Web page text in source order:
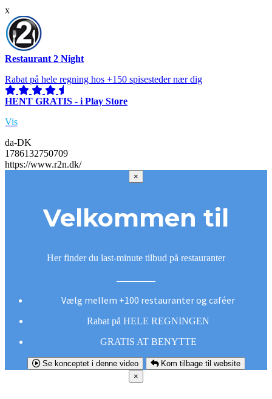
x
Restaurant 2 Night
Rabat på hele regning hos +150 spisesteder nær dig
HENT GRATIS - i Play Store
Vis
da-DK
1786132750709
https://www.r2n.dk/
×
Velkommen til
Her finder du last-minute tilbud på restauranter
Vælg mellem +100 restauranter og caféer
Rabat på HELE REGNINGEN
GRATIS AT BENYTTE
Se konceptet i denne video
Kom tilbage til website
×